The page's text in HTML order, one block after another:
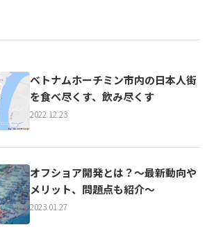
ベトナムホーチミン市内の日本人街
を食べ尽くす、飲み尽くす
2022.12.23
オフショア開発とは？～最新動向や
メリット、問題点も紹介～
2023.01.27